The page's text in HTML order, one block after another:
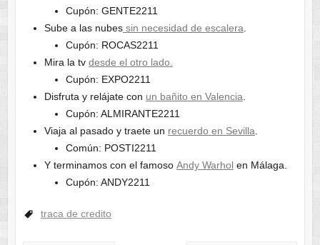
Cupón: GENTE2211
Sube a las nubessin necesidad de escalera
Cupón: ROCAS2211
Mira la tv desde el otro lado.
Cupón: EXPO2211
Disfruta y relájate con un bañito en Valencia
Cupón: ALMIRANTE2211
Viaja al pasado y traete un recuerdo en Sevilla
Común: POSTI2211
Y terminamos con el famoso Andy Warholen Málaga.
Cupón: ANDY2211
traca de credito